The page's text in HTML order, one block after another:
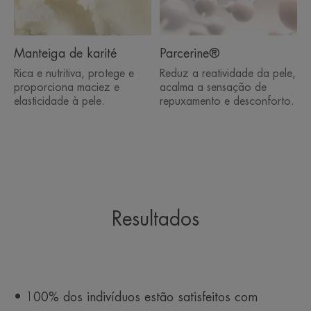
Manteiga de karité
Rica e nutritiva, protege e
proporciona maciez e
elasticidade à pele.
Parcerine®
Reduz a reatividade da pele,
acalma a sensação de
repuxamento e desconforto.
Resultados
• 100% dos indivíduos estão satisfeitos com